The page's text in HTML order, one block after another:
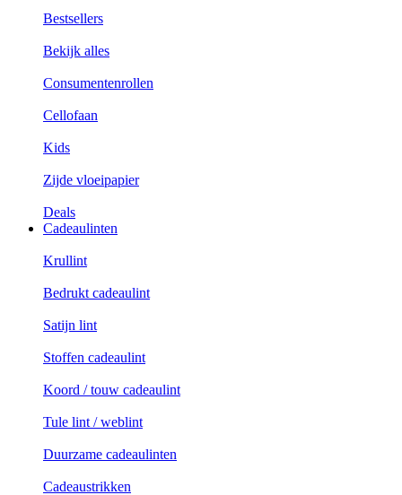
Bestsellers
Bekijk alles
Consumentenrollen
Cellofaan
Kids
Zijde vloeipapier
Deals
Cadeaulinten
Krullint
Bedrukt cadeaulint
Satijn lint
Stoffen cadeaulint
Koord / touw cadeaulint
Tule lint / weblint
Duurzame cadeaulinten
Cadeaustrikken